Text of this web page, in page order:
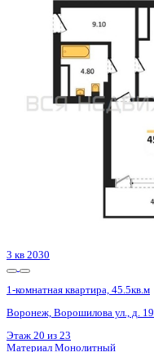
1-комнатная квартира,
Воронеж, Академика
6 из 13
Монолитно-
Отделка Предчистовая
Цена 7 665 567 ₽ 185 025